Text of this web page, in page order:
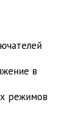
в
режимов